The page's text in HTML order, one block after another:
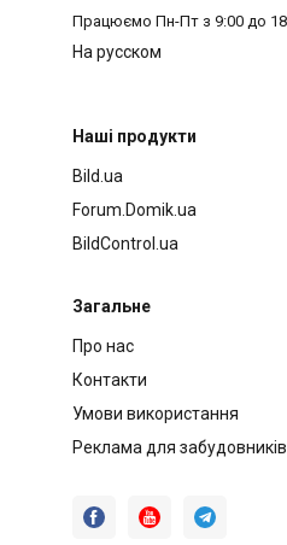
Працюємо Пн-Пт з 9:00 до
На русском
Наші продукти
Bild.ua
Forum.Domik.ua
BildControl.ua
Загальне
Про нас
Контакти
Умови використання
Реклама для забудовників
  